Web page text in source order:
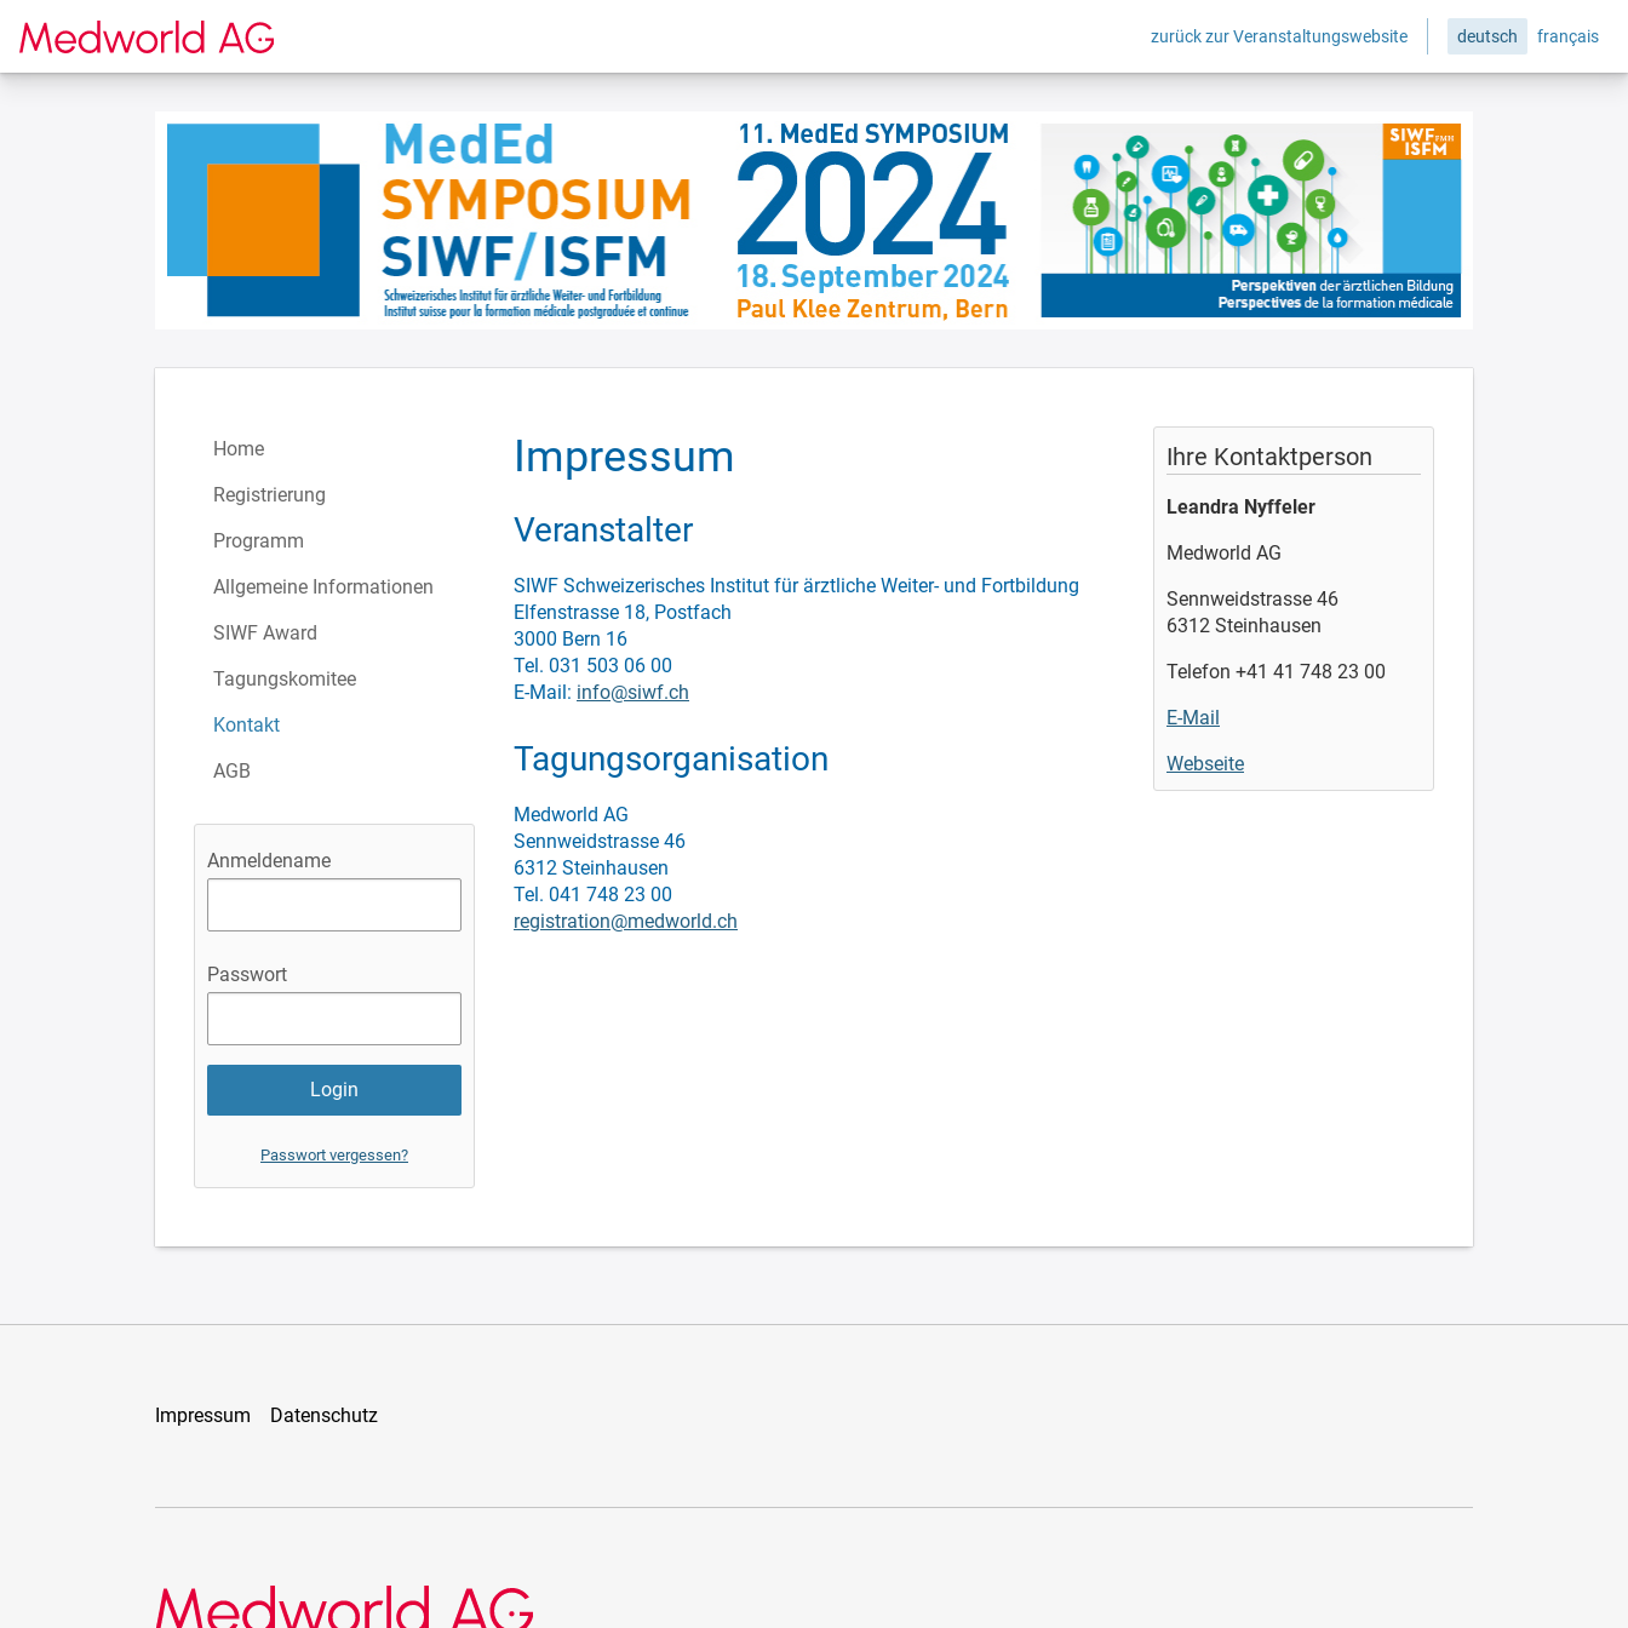
Zur Startseite zurück zur Veranstaltungswebsite deutsch français
Home
Registrierung
Programm
Allgemeine Informationen
SIWF Award
Tagungskomitee
Kontakt
AGB
Anmeldename
Passwort
Passwort vergessen?
Impressum
Veranstalter
SIWF Schweizerisches Institut für ärztliche Weiter- und Fortbildung
Elfenstrasse 18, Postfach
3000 Bern 16
Tel. 031 503 06 00
E-Mail: info@siwf.ch
Tagungsorganisation
Medworld AG
Sennweidstrasse 46
6312 Steinhausen
Tel. 041 748 23 00
registration@medworld.ch
Ihre Kontaktperson
Leandra Nyffeler
Medworld AG
Sennweidstrasse 46
6312 Steinhausen
Telefon +41 41 748 23 00
E-Mail
Webseite
Impressum Datenschutz
Medworld AG